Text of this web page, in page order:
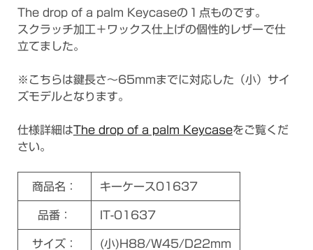
The drop of a palm Keycaseの１点ものです。
スクラッチ加工＋ワックス仕上げの個性的レザーで仕
立てました。
※こちらは鍵長さ～65mmまでに対応した（小）サイ
ズモデルとなります。
仕様詳細はThe drop of a palm Keycaseをご覧くだ
さい。
商品名： キーケース01637
品番： IT-01637
サイズ： (小)H88/W45/D22mm